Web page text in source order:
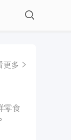
更多
零食